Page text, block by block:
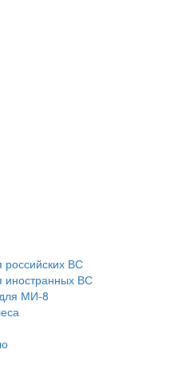
российских ВС
иностранных ВС
МИ-8